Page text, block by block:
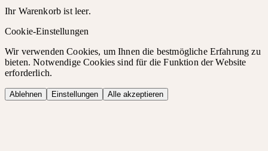
Ihr Warenkorb ist leer.
Cookie-Einstellungen
Wir verwenden Cookies, um Ihnen die bestmögliche Erfahrung zu
bieten. Notwendige Cookies sind für die Funktion der Website
erforderlich.
Ablehnen Einstellungen Alle akzeptieren